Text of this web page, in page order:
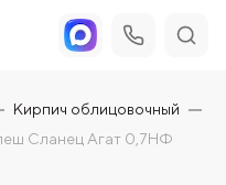
Кирпич облицовочный
Сланец Агат 0,7НФ